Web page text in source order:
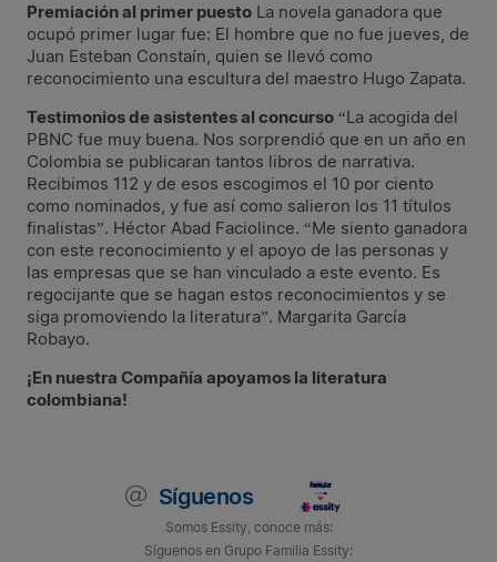
Premiación al primer puesto La novela ganadora que
ocupó primer lugar fue: El hombre que no fue jueves, de
Juan Esteban Constaín, quien se llevó como
reconocimiento una escultura del maestro Hugo Zapata.
Testimonios de asistentes al concurso “La acogida del
PBNC fue muy buena. Nos sorprendió que en un año en
Colombia se publicaran tantos libros de narrativa.
Recibimos 112 y de esos escogimos el 10 por ciento
como nominados, y fue así como salieron los 11 títulos
finalistas”. Héctor Abad Faciolince. “Me siento ganadora
con este reconocimiento y el apoyo de las personas y
las empresas que se han vinculado a este evento. Es
regocijante que se hagan estos reconocimientos y se
siga promoviendo la literatura”. Margarita García
Robayo.
¡En nuestra Compañía apoyamos la literatura
colombiana!
Síguenos
Somos Essity, conoce más:
Síguenos en Grupo Familia Essity: